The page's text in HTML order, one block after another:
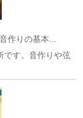
作りの基本...
です。音作りや弦